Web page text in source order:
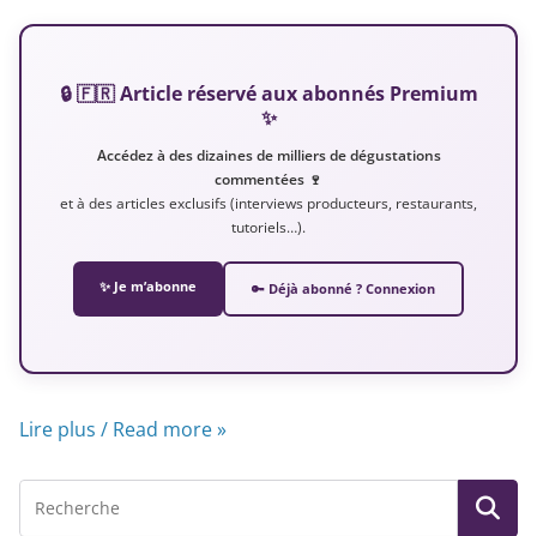
🔒 🇫🇷 Article réservé aux abonnés Premium
✨
Accédez à des dizaines de milliers de dégustations
commentées 🍷
et à des articles exclusifs (interviews producteurs, restaurants,
tutoriels…).
✨ Je m’abonne 🔑 Déjà abonné ? Connexion
Lire plus / Read more »